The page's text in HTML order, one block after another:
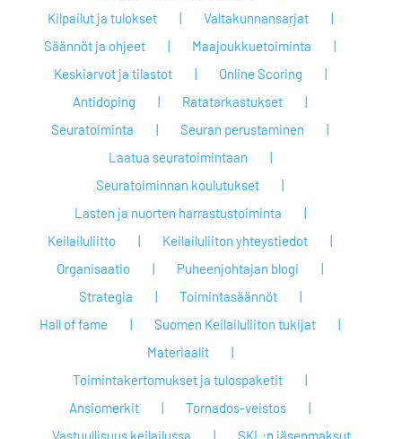
Kilpailut ja tulokset
Valtakunnansarjat
Säännöt ja ohjeet
Maajoukkuetoiminta
Keskiarvot ja tilastot
Online Scoring
Antidoping
Ratatarkastukset
Seuratoiminta
Seuran perustaminen
Laatua seuratoimintaan
Seuratoiminnan koulutukset
Lasten ja nuorten harrastustoiminta
Keilailuliitto
Keilailuliiton yhteystiedot
Organisaatio
Puheenjohtajan blogi
Strategia
Toimintasäännöt
Hall of fame
Suomen Keilailuliiton tukijat
Materiaalit
Toimintakertomukset ja tulospaketit
Ansiomerkit
Tornados-veistos
Vastuullisuus keilailussa
SKL:n jäsenmaksut